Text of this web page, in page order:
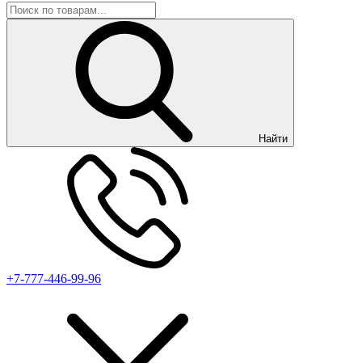
Найти
+7-777-446-99-96